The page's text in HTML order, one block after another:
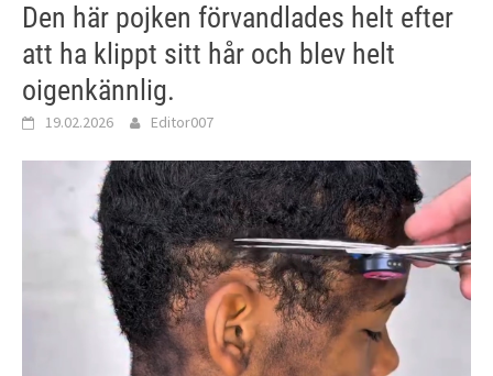
Den här pojken förvandlades helt efter
att ha klippt sitt hår och blev helt
oigenkännlig.
19.02.2026 Editor007